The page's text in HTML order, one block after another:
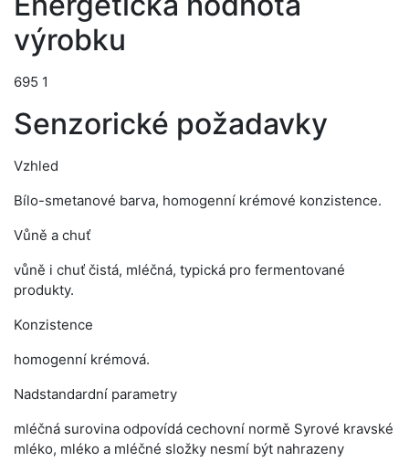
výrobku
695 1
Senzorické požadavky
Vzhled
Bílo-smetanové barva, homogenní krémové konzistence.
Vůně a chuť
vůně i chuť čistá, mléčná, typická pro fermentované
produkty.
Konzistence
homogenní krémová.
Nadstandardní parametry
mléčná surovina odpovídá cechovní normě Syrové kravské
mléko, mléko a mléčné složky nesmí být nahrazeny